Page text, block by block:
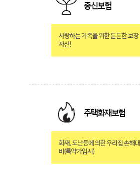
종신보험
사랑하는 가족을 위한 든든한 보장
자산!
주택화재보험
화재, 도난등에 의한 우리집 손해대
비(특약가입시)